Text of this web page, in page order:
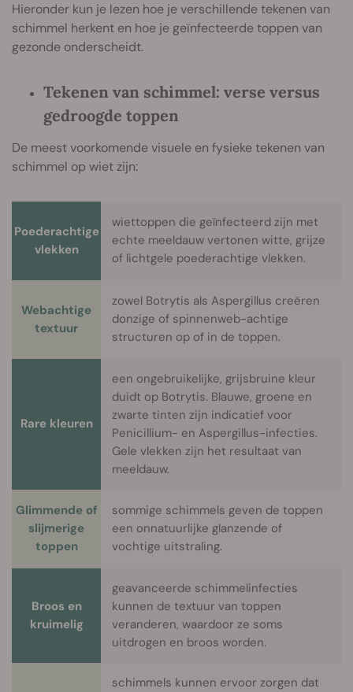
Hieronder kun je lezen hoe je verschillende tekenen van
schimmel herkent en hoe je geïnfecteerde toppen van
gezonde onderscheidt.
Tekenen van schimmel: verse versus
gedroogde toppen
De meest voorkomende visuele en fysieke tekenen van
schimmel op wiet zijn:
Poederachtige
vlekken
wiettoppen die geïnfecteerd zijn met
echte meeldauw vertonen witte, grijze
of lichtgele poederachtige vlekken.
Webachtige
textuur
zowel Botrytis als Aspergillus creëren
donzige of spinnenweb-achtige
structuren op of in de toppen.
Rare kleuren
een ongebruikelijke, grijsbruine kleur
duidt op Botrytis. Blauwe, groene en
zwarte tinten zijn indicatief voor
Penicillium- en Aspergillus-infecties.
Gele vlekken zijn het resultaat van
meeldauw.
Glimmende of
slijmerige
toppen
sommige schimmels geven de toppen
een onnatuurlijke glanzende of
vochtige uitstraling.
Broos en
kruimelig
geavanceerde schimmelinfecties
kunnen de textuur van toppen
veranderen, waardoor ze soms
uitdrogen en broos worden.
schimmels kunnen ervoor zorgen dat